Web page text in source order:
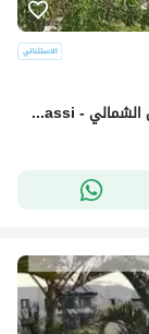
توين هاوس صف ثاني على لاجون في مراسي الساحل الشمالي - Marassi